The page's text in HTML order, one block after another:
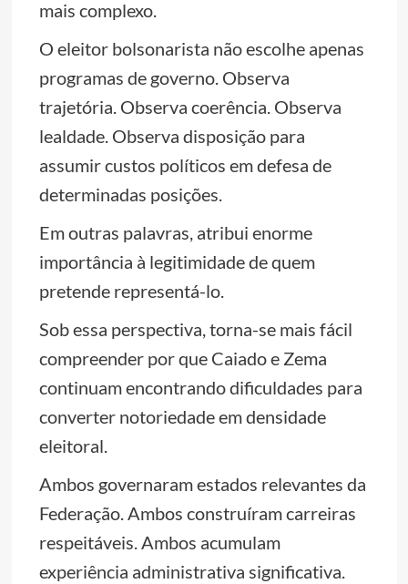
mais complexo.
O eleitor bolsonarista não escolhe apenas
programas de governo. Observa
trajetória. Observa coerência. Observa
lealdade. Observa disposição para
assumir custos políticos em defesa de
determinadas posições.
Em outras palavras, atribui enorme
importância à legitimidade de quem
pretende representá-lo.
Sob essa perspectiva, torna-se mais fácil
compreender por que Caiado e Zema
continuam encontrando dificuldades para
converter notoriedade em densidade
eleitoral.
Ambos governaram estados relevantes da
Federação. Ambos construíram carreiras
respeitáveis. Ambos acumulam
experiência administrativa significativa.